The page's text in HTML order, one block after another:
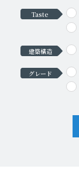
Taste
建築構造
グレード